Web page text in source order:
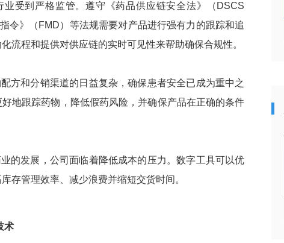
业受到严格监管。遵守《药品供应链安全法》（DSCS
令》（FMD）等法规需要对产品进行强有力的跟踪和追
流程和提供对供应链的实时可见性来帮助确保合规性。
方和分销渠道的日益复杂，确保患者安全已成为重中之
地跟踪药物，降低假药风险，并确保产品在正确的条件
的发展，公司面临着降低成本的压力。数字工具可以优
存管理效率、减少浪费并缩短交货时间。
术